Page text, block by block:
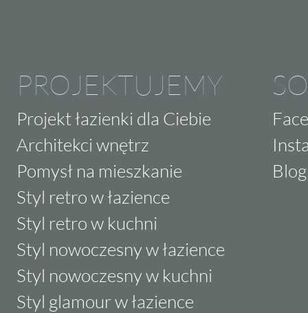
PROJEKTUJEMY
Projekt łazienki dla Ciebie
Architekci wnętrz
Pomysł na mieszkanie
Styl retro w łazience
Styl retro w kuchni
Styl nowoczesny w łazience
Styl nowoczesny w kuchni
Styl glamour w łazience
Blog